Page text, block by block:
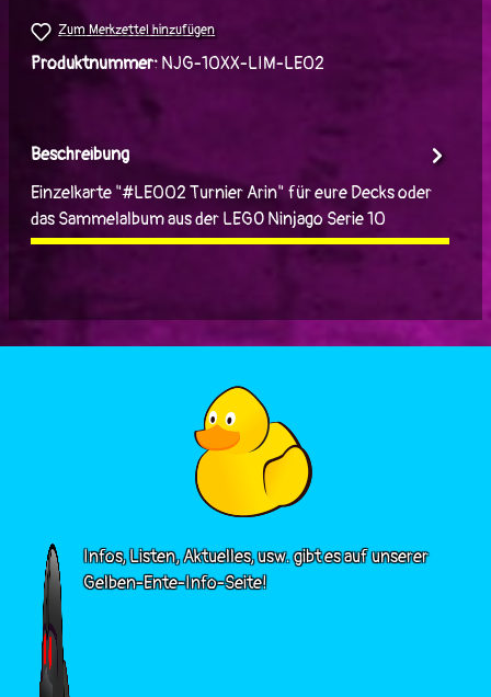
Zum Merkzettel hinzufügen
Produktnummer: NJG-10XX-LIM-LE02
Beschreibung
Einzelkarte "#LE002 Turnier Arin" für eure Decks oder
das Sammelalbum aus der LEGO Ninjago Serie 10
Infos, Listen, Aktuelles, usw. gibt es auf unserer
Gelben-Ente-Info-Seite!